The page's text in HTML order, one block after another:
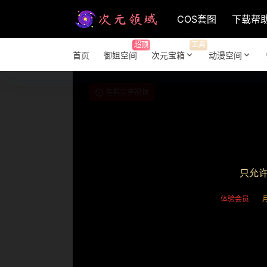
COS套图 下载帮
首页 御姐空间
超顶
次元宝箱
工具
动漫空间
只允
体验会员